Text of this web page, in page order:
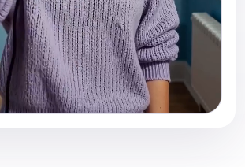
cinematográfica limpa. Ultra
cinematográfica de mídia social,
do couro cabeludo, assistência
com IA, textura natural da
9:16, alto detalhe, física realista,
emocionalmente satisfatória.